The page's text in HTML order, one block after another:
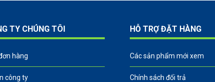
TY CHÚNG TÔI
hàng
công ty
HỖ TRỢ ĐẶT HÀNG
Các sản phẩm mới xem
Chính sách đổi trả